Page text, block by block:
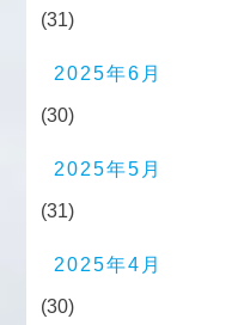
(31)
2025年6月
(30)
2025年5月
(31)
2025年4月
(30)